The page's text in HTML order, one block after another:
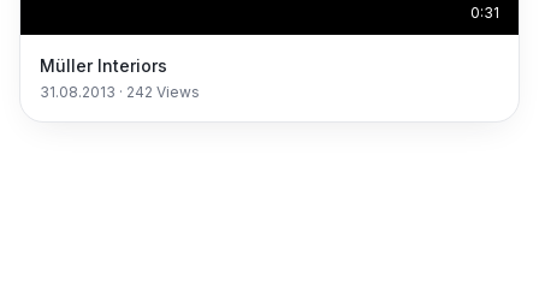
0:31
Müller Interiors
31.08.2013 · 242 Views